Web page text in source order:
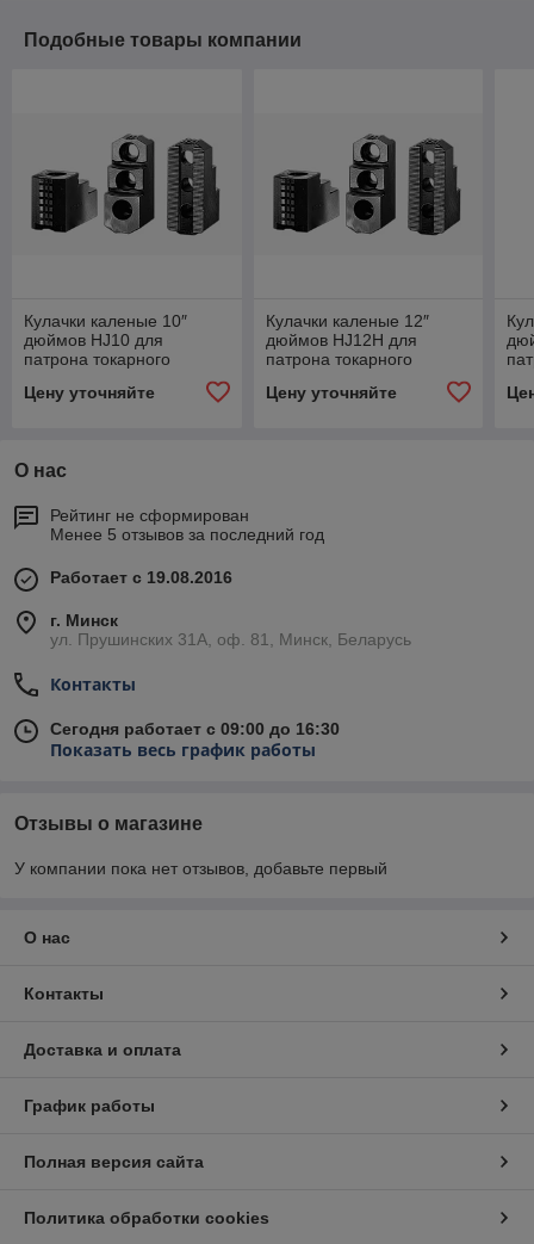
Подобные товары компании
Кулачки каленые 10″
дюймов HJ10 для
патрона токарного
Цену уточняйте
Кулачки каленые 12″
дюймов HJ12H для
патрона токарного
Цену уточняйте
О нас
Рейтинг не сформирован
Менее 5 отзывов за последний год
Работает с 19.08.2016
г. Минск
ул. Прушинских 31А, оф. 81, Минск, Беларусь
Контакты
Сегодня работает с 09:00 до 16:30
Показать весь график работы
Отзывы о магазине
У компании пока нет отзывов, добавьте первый
О нас
Контакты
Доставка и оплата
График работы
Полная версия сайта
Политика обработки cookies